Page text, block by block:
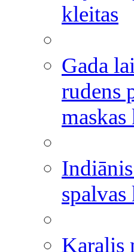
kleitas
Gada
rudens
Karalis